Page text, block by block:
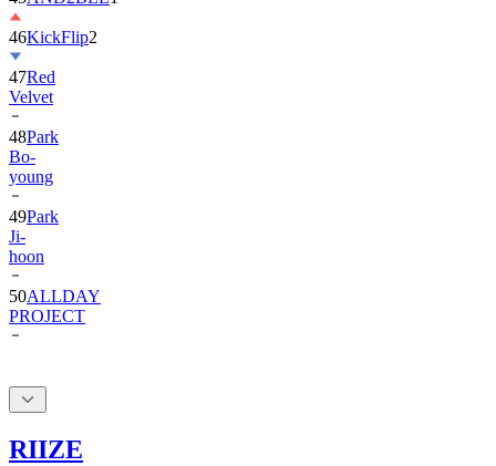
47Red
Velvet
48Park
Bo-
young
49Park
Ji-
hoon
50ALLDAY
PROJECT
RIIZE